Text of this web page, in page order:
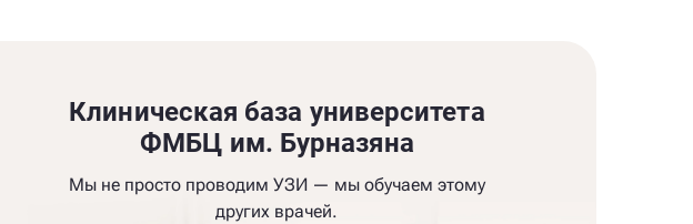
Клиническая база университета
ФМБЦ им. Бурназяна
Мы не просто проводим УЗИ — мы обучаем этому
других врачей.